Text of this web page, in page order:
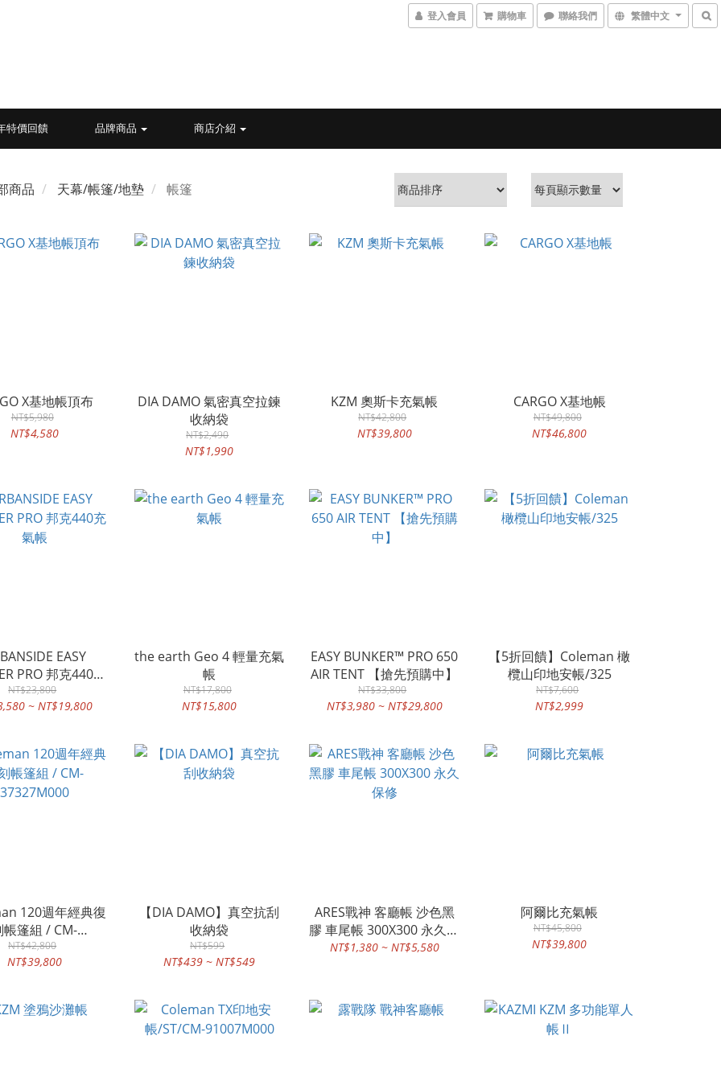
登入會員 購物車 聯絡我們 繁體中文
特價回饋 品牌商品 商店介紹
商品 天幕/帳篷/地墊 帳篷
X基地帳頂布
NT$5,980
NT$4,580
DIA DAMO 氣密真空拉鍊
收納袋
NT$2,490
NT$1,990
KZM 奧斯卡充氣帳
NT$42,800
NT$39,800
CARGO X基地帳
NT$49,800
NT$46,800
EASY
PRO 邦克440充
氣帳
NT$23,800
~ NT$19,800
the earth Geo 4 輕量充氣
帳
NT$17,800
NT$15,800
EASY BUNKER™ PRO 650
AIR TENT 【搶先預購中】
NT$33,800
NT$3,980 ~ NT$29,800
【5折回饋】Coleman 橄
欖山印地安帳/325
NT$7,600
NT$2,999
120週年經典復
帳篷組 / CM-
37327M000
NT$42,800
NT$39,800
【DIA DAMO】真空抗刮
收納袋
NT$599
NT$439 ~ NT$549
ARES戰神 客廳帳 沙色黑
膠 車尾帳 300X300 永久保
修
NT$1,380 ~ NT$5,580
阿爾比充氣帳
NT$45,800
NT$39,800